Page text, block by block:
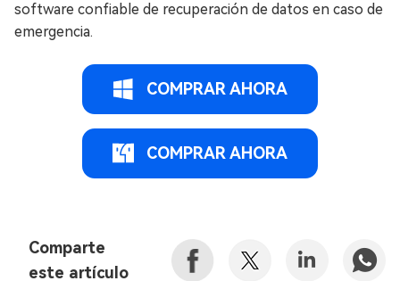
software confiable de recuperación de datos en caso de
emergencia.
COMPRAR AHORA
COMPRAR AHORA
Comparte
este artículo